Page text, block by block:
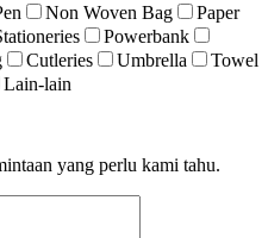
Non Woven Bag
Paper
Powerbank
Cutleries Umbrella
Towel
Lain-lain
yang perlu kami tahu.